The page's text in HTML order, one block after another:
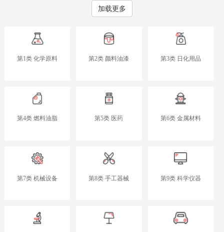
加载更多
第1类 化学原料 第2类 颜料油漆 第3类 日化用品
第4类 燃料油脂 第5类 医药 第6类 金属材料
第7类 机械设备 第8类 手工器械 第9类 科学仪器